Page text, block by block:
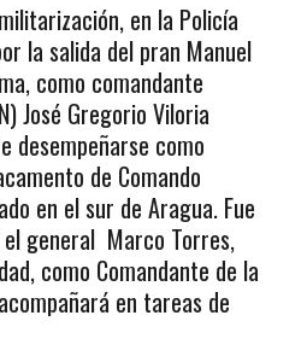
en la Policía
la salida del pran Manuel
como comandante
José Gregorio Viloria
desempeñarse como
de Comando
en el sur de Aragua. Fue
general Marco Torres,
como Comandante de la
en tareas de